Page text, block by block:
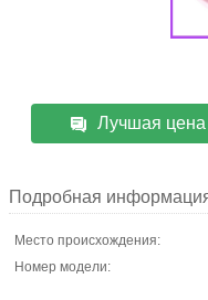
Лучшая цена
Подробная
Место происхождения:
Номер модели: